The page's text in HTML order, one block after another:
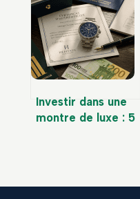
se rémunérer et
quels sont les
risques ?
Investir dans une
montre de luxe : 5